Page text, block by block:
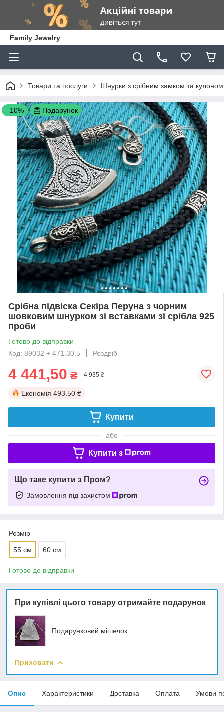
Family Jewelry
Товари та послуги Шнурки з срібним замком та кулоном
–10% Подарунок
Срібна підвіска Секіра Перуна з чорним
шовковим шнурком зі вставками зі срібла 925
проби
Готово до відправки
Код: 89032 + 471.30.5
Роздріб
4 441,50 ₴ 4 935 ₴
Економія 493.50 ₴
Купити
або
Купити з
Що таке купити з Пром?
Замовлення під захистом
Розмір
55 см 60 см
Готово до відправки
При купівлі цього товару отримайте подарунок
Подарунковий мішечок
Приховати
Опис Характеристики Доставка Оплата Умови